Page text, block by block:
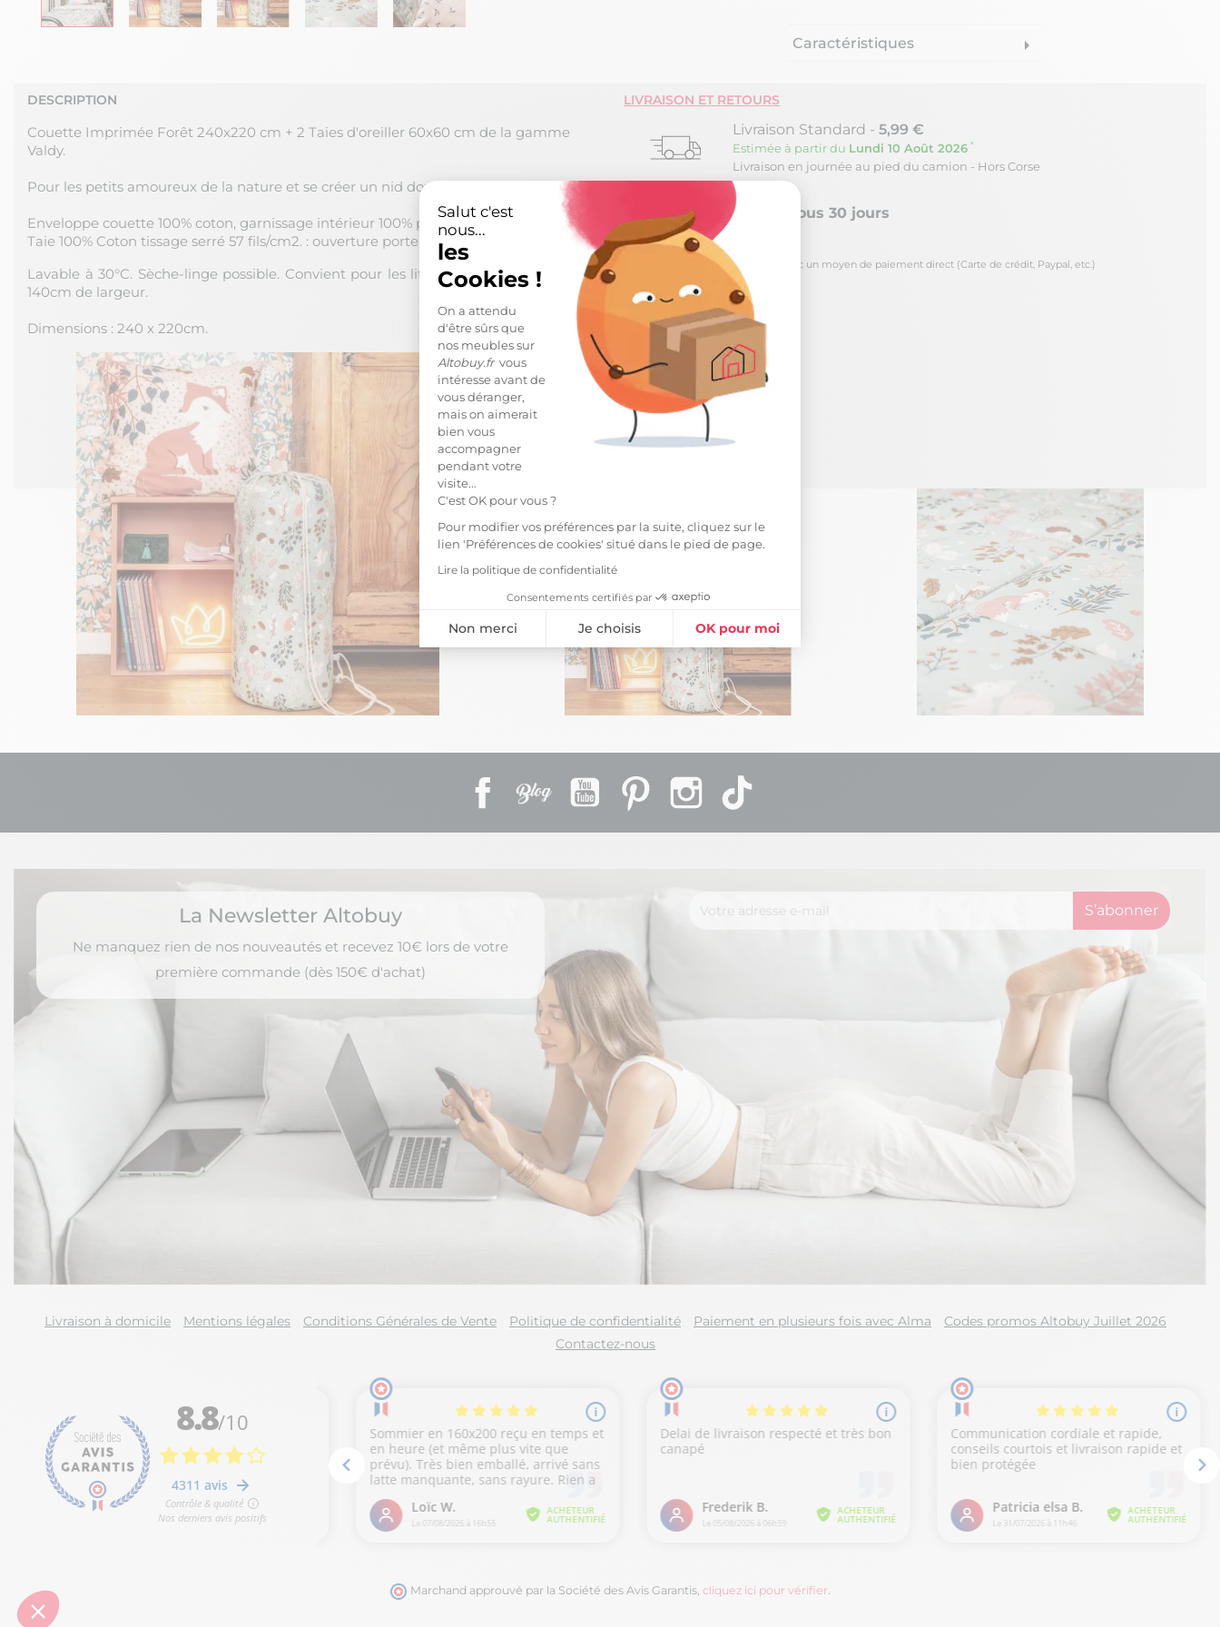
Salut c'est
nous...
les
Cookies !
On a attendu
d'être sûrs que
nos meubles sur
Altobuy.frvous
intéresse avant de
vous déranger,
mais on aimerait
bien vous
accompagner
pendant votre
visite...
C'est OK pour vous ?
Pour modifier vos préférences par la suite, cliquez sur le
lien 'Préférences de cookies' situé dans le pied de page.
Lire la politique de confidentialité
Consentements certifiés par
Non merci Je choisis OK pour moi
Plateforme de Gestion du Consentement : Personnalisez vos Options
Notre plateforme vous permet d'adapter et de gérer vos paramètres de confidentialité, en garantissant la conformité avec les
Caractéristiques arrow_right
DESCRIPTION
Couette Imprimée Forêt 240x220 cm + 2 Taies d'oreiller 60x60 cm de la gamme
Valdy.
Pour les petits amoureux de la nature et se créer un nid douillet.
Enveloppe couette 100% coton, garnissage intérieur 100% polyester 300 GSM.
Taie 100% Coton tissage serré 57 fils/cm2. : ouverture porte-feuille avec rabat.
Lavable à 30°C. Sèche-linge possible. Convient pour les lits de toutes tailles jusqu'à
140cm de largeur.
Dimensions : 240 x 220cm.
LIVRAISON ET RETOURS
Livraison Standard - 5,99 €
Estimée à partir du Lundi 10 Août 2026 *
Livraison en journée au pied du camion - Hors Corse
Retour sous 30 jours
pour toute commande passée avec un moyen de paiement direct (Carte de crédit, Paypal, etc.)
Facebook
Rss YouTube PinterestInstagram
La Newsletter Altobuy
Ne manquez rien de nos nouveautés et recevez 10€ lors de votre
première commande (dès 150€ d'achat)
Livraison à domicile Mentions légales Conditions Générales de Vente Politique de confidentialité Paiement en plusieurs fois avec Alma
Codes promos Altobuy Juillet 2026
Contactez-nous
Marchand approuvé par la Société des Avis Garantis, cliquez ici pour vérifier.